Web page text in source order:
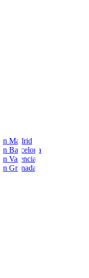
en Madrid
en Barcelona
en Valencia
en Granada